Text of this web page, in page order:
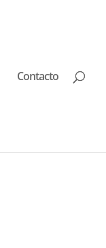
Contacto